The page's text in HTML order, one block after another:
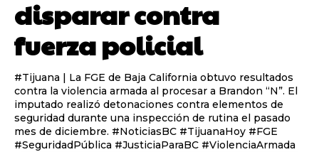
disparar contra
fuerza policial
#Tijuana | La FGE de Baja California obtuvo resultados
contra la violencia armada al procesar a Brandon “N”. El
imputado realizó detonaciones contra elementos de
seguridad durante una inspección de rutina el pasado
mes de diciembre. #NoticiasBC #TijuanaHoy #FGE
#SeguridadPública #JusticiaParaBC #ViolenciaArmada